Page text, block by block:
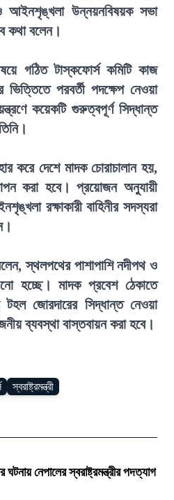
আইনশৃঙ্খলা উন্নয়নবিষয়ক সভা
কথা বলেন।
গঠিত টাস্কফোর্স কমিটি কাজ
ভিত্তিতে পরবর্তী পদক্ষেপ নেওয়া
কয়েকটি গুরুত্বপূর্ণ সিদ্ধান্ত
করে দেশে মাদক চোরাচালান হয়,
করা হবে। প্রয়োজন অনুযায়ী
রক্ষাকারী বাহিনীর সদস্যরা
স্থলপথের পাশাপাশি নদীপথ ও
হচ্ছে। মাদক প্রবেশ ঠেকাতে
টহল জোরদারের সিদ্ধান্ত নেওয়া
ব্যবস্থা বাস্তবায়ন করা হবে।
স্বরাষ্ট্রমন্ত্রী
নেপালের স্বরাষ্ট্রমন্ত্রীর পদত্যাগ